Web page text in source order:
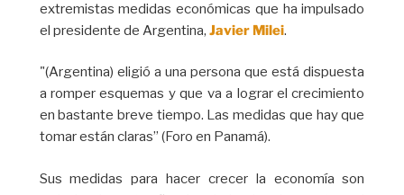
extremistas medidas económicas que ha impulsado
el presidente de Argentina, Javier Milei.
"(Argentina) eligió a una persona que está dispuesta
a romper esquemas y que va a lograr el crecimiento
en bastante breve tiempo. Las medidas que hay que
tomar están claras” (Foro en Panamá).
Sus medidas para hacer crecer la economía son